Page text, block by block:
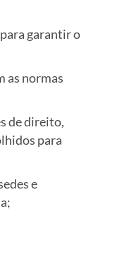
garantir o
as normas
de direito,
para
e